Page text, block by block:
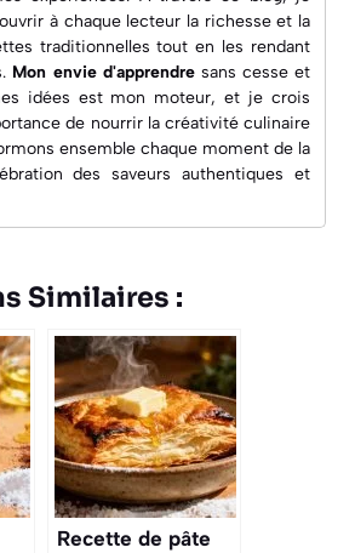
à chaque lecteur la richesse et la
traditionnelles tout en les rendant
Mon envie d'apprendresans cesse et
idées est mon moteur, et je crois
de nourrir la créativité culinaire
ensemble chaque moment de la
des saveurs authentiques et
Similaires :
Recette de pâte